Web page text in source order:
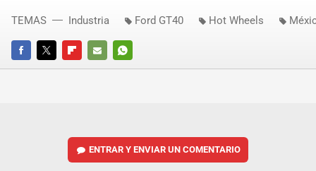
FACEBOOKTWITTERFLIPBOARD
E-
WHATSAPP
TEMAS Industria Ford GT40 Hot Wheels
ENTRAR Y ENVIAR UN COMENTARIO